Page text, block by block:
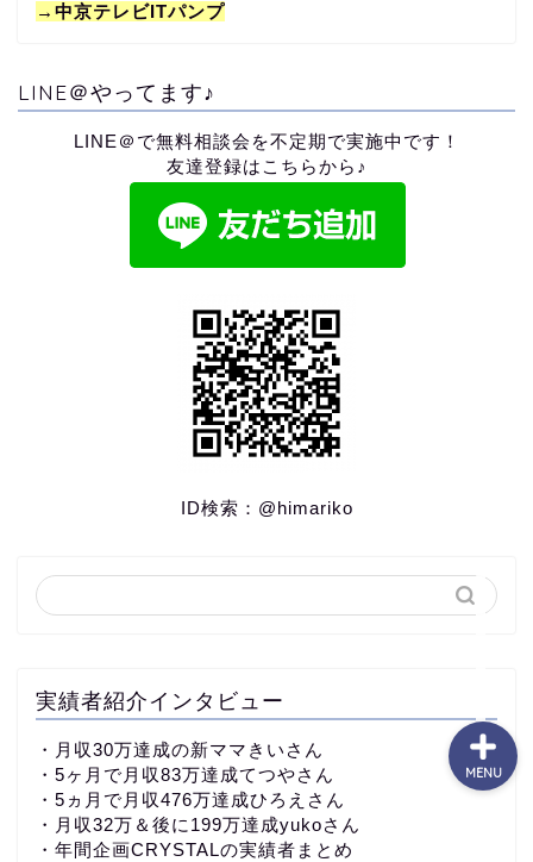
→中京テレビITパンプ
LINE＠やってます♪
LINE＠で無料相談会を不定期で実施中です！
友達登録はこちらから♪
ID検索： @himariko
実績者紹介インタビュー
・ 月収30万達成の新ママきいさん
・5ヶ月で月収83万達成てつやさん
・5ヵ月で月収476万達成ひろえさん
・月収32万＆後に199万達成yukoさん
・ 年間企画CRYSTALの実績者まとめ
MENU
プロフィール
コンサル生実績♪
て